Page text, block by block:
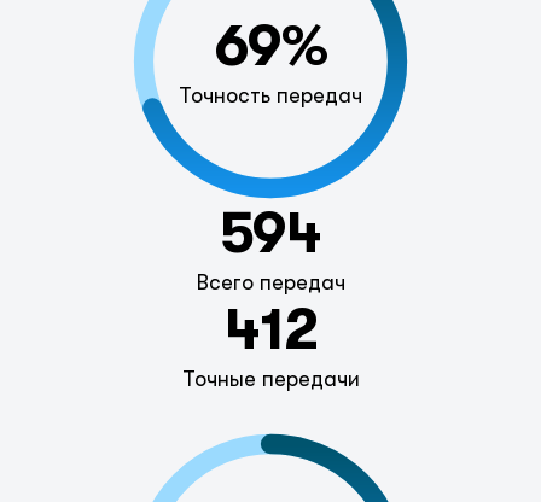
69%
Точность передач
594
Всего передач
412
Точные передачи